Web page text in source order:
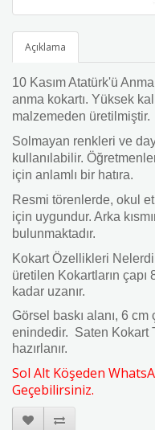
Açıklama
10 Kasım Atatürk'ü
anma kokartı. Yüksek
malzemeden üretilmiştir.
Solmayan renkleri ve
kullanılabilir.
için anlamlı bir hatıra.
Resmi törenlerde, okul
için uygundur. Arka
bulunmaktadır.
Kokart Özellikleri
üretilen Kokartların
kadar uzanır.
Görsel baskı alanı, 6 cm
enindedir. Saten Kokart
hazırlanır.
Sol Alt Köşeden
Geçebilirsiniz.